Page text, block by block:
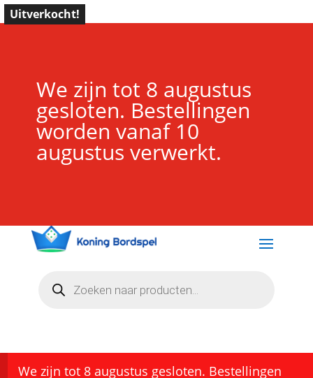
We zijn tot 8 augustus
gesloten. Bestellingen
worden vanaf 10
augustus verwerkt.
zoeken
We zijn tot 8 augustus gesloten. Bestellingen
Uitverkocht!